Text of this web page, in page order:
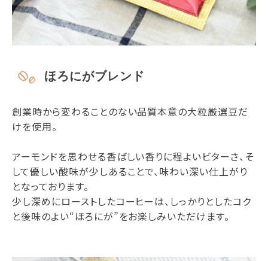
ほろにがブレンド
創業時から変わることのない品質本意の大粒厳選豆だ
けを使用。
アーモンドを思わせる香ばしい香りに程よいビターさ、そ
して優しい酸味が少しあることで、味わい深い仕上がり
となっております。
少し深めにローストしたコーヒーは、しっかりとしたコク
と後味のよい“ほろにが”をお楽しみいただけます。